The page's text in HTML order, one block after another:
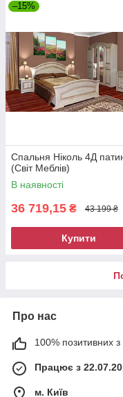
–15%
Спальня Ніколь 4Д
(Світ Меблів)
В наявності
36 719,15 ₴ 43 199 ₴
Купити
Про нас
100% позитивних з
Працює з
м. Київ